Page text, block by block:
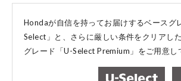
コーポレートサイト
Hondaが自信を持ってお届けするベースグ
Select」と、 さらに厳しい条件をクリアし
グレード「U-Select Premium」をご用意し